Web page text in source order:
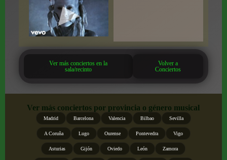
Ver más conciertos en la
sala/recinto
Volver a
Conciertos
Ver más conciertos por provincia o género musical
Madrid Barcelona Valencia Bilbao Sevilla
A Coruña Lugo Ourense Pontevedra Vigo
Asturias Gijón Oviedo León Zamora